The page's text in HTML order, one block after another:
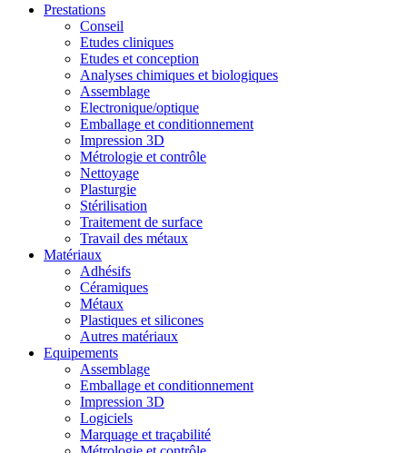
Prestations
Conseil
Etudes cliniques
Etudes et conception
Analyses chimiques et biologiques
Assemblage
Electronique/optique
Emballage et conditionnement
Impression 3D
Métrologie et contrôle
Nettoyage
Plasturgie
Stérilisation
Traitement de surface
Travail des métaux
Matériaux
Adhésifs
Céramiques
Métaux
Plastiques et silicones
Autres matériaux
Equipements
Assemblage
Emballage et conditionnement
Impression 3D
Logiciels
Marquage et traçabilité